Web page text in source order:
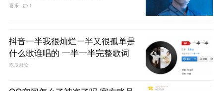
喜乐 1
抖音一半我很灿烂一半又很孤单是
什么歌谁唱的 一半一半完整歌词
吃瓜群众